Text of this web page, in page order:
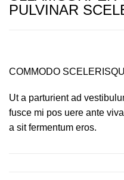
PULVINAR
COMMODO
Ut a parturient ad
fusce mi pos uere ante
a sit fermentum eros.